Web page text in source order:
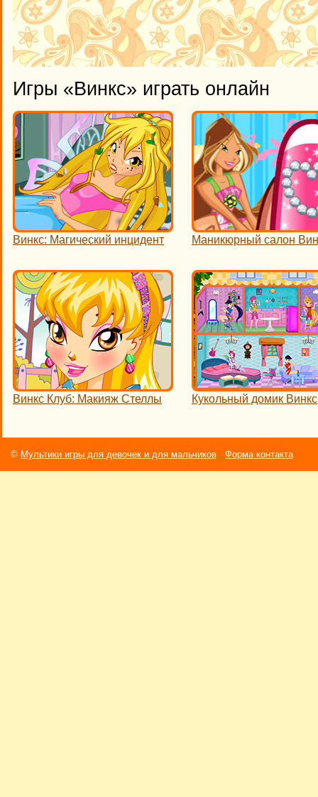
Игры «Винкс» играть онлайн
Винкс: Магический инцидент Маникюрный салон
Винкс Клуб: Макияж Стеллы Кукольный домик Винкс
© Мультики игры для девочек и для мальчиков Форма контакта